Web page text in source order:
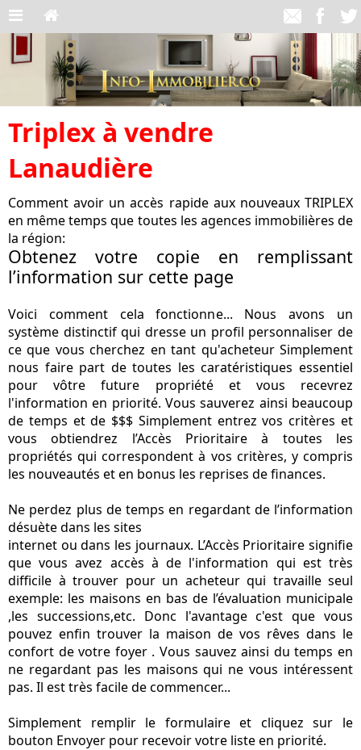
Triplex à vendre
Lanaudière
Comment avoir un accès rapide aux nouveaux TRIPLEX
en même temps que toutes les agences immobilières de
la région:
Obtenez votre copie en remplissant
l’information sur cette page
Voici comment cela fonctionne... Nous avons un
système distinctif qui dresse un profil personnaliser de
ce que vous cherchez en tant qu'acheteur Simplement
nous faire part de toutes les caratéristiques essentiel
pour vôtre future propriété et vous recevrez
l'information en priorité. Vous sauverez ainsi beaucoup
de temps et de $$$ Simplement entrez vos critères et
vous obtiendrez l’Accès Prioritaire à toutes les
propriétés qui correspondent à vos critères, y compris
les nouveautés et en bonus les reprises de finances.
Ne perdez plus de temps en regardant de l’information
désuète dans les sites
internet ou dans les journaux. L’Accès Prioritaire signifie
que vous avez accès à de l'information qui est très
difficile à trouver pour un acheteur qui travaille seul
exemple: les maisons en bas de l’évaluation municipale
,les successions,etc. Donc l'avantage c'est que vous
pouvez enfin trouver la maison de vos rêves dans le
confort de votre foyer . Vous sauvez ainsi du temps en
ne regardant pas les maisons qui ne vous intéressent
pas. Il est très facile de commencer...
Simplement remplir le formulaire et cliquez sur le
bouton Envoyer pour recevoir votre liste en priorité.